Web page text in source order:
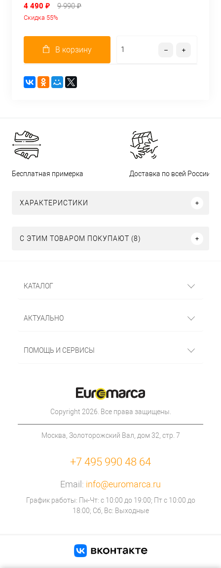
4 490 ₽ 9 990 ₽
Скидка 55%
В корзину
Бесплатная примерка Доставка по всей России
ХАРАКТЕРИСТИКИ
С ЭТИМ ТОВАРОМ ПОКУПАЮТ (8)
КАТАЛОГ
АКТУАЛЬНО
ПОМОЩЬ И СЕРВИСЫ
Copyright 2026. Все права защищены.
Москва, Золоторожский Вал, дом 32, стр. 7
+7 495 990 48 64
Email: info@euromarca.ru
График работы: Пн-Чт: с 10:00 до 19:00; Пт с 10:00 до
18:00; Сб, Вс: Выходные